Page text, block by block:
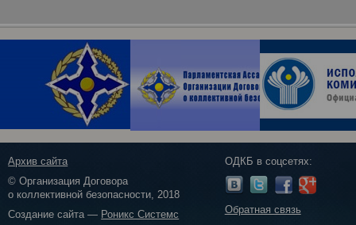
Архив сайта
© Организация Договора
о коллективной безопасности, 2018
Создание сайта — Роникс Системс
ОДКБ в соцсетях:
Обратная связь